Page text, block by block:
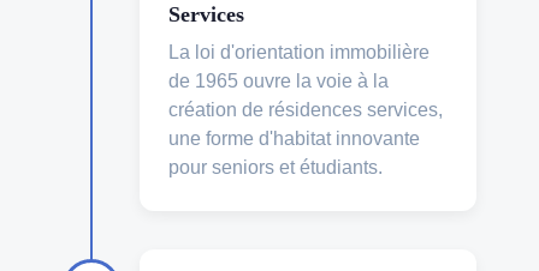
Services
La loi d'orientation immobilière
de 1965 ouvre la voie à la
création de résidences services,
une forme d'habitat innovante
pour seniors et étudiants.